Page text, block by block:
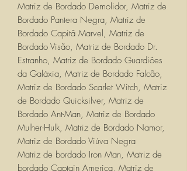
Matriz de Bordado Demolidor, Matriz de
Bordado Pantera Negra, Matriz de
Bordado Capitã Marvel, Matriz de
Bordado Visão, Matriz de Bordado Dr.
Estranho, Matriz de Bordado Guardiões
da Galáxia, Matriz de Bordado Falcão,
Matriz de Bordado Scarlet Witch, Matriz
de Bordado Quicksilver, Matriz de
Bordado Ant-Man, Matriz de Bordado
Mulher-Hulk, Matriz de Bordado Namor,
Matriz de Bordado Viúva Negra
Matriz de bordado Iron Man, Matriz de
bordado Captain America, Matriz de